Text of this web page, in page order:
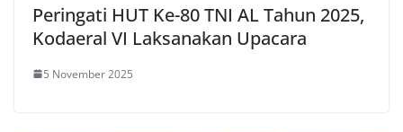
Peringati HUT Ke-80 TNI AL Tahun 2025,
Kodaeral VI Laksanakan Upacara
5 November 2025